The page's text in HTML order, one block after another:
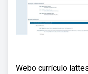
Webo currículo